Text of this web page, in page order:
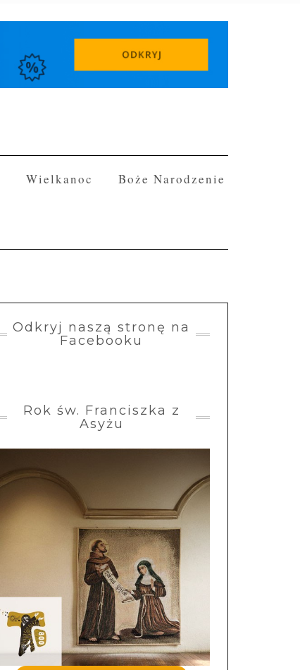
Wielkanoc Boże Narodzenie
Odkryj naszą stronę na
Facebooku
Rok św. Franciszka z
Asyżu